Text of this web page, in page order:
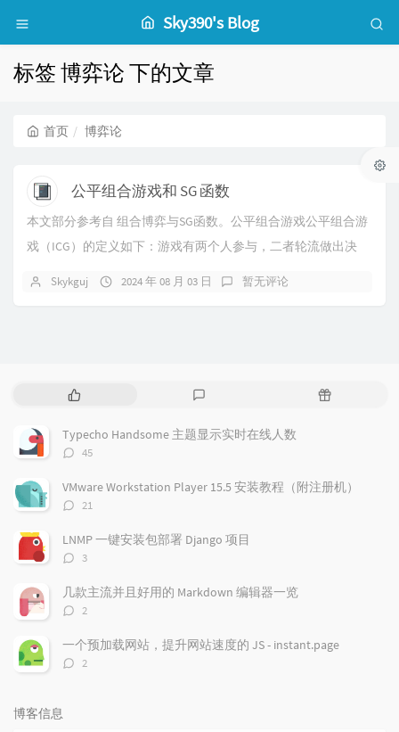
Sky390's Blog
标签 博弈论 下的文章
首页 博弈论
公平组合游戏和 SG 函数
本文部分参考自 组合博弈与SG函数。公平组合游戏公平组合游
戏（ICG）的定义如下：游戏有两个人参与，二者轮流做出决
Skykguj 2024 年 08 月 03 日 暂无评论
热
章
评
论
随
Typecho Handsome 主题显示实时在线人数
评
数：
45
VMware Workstation Player 15.5 安装教程（附注册机）
评
数：
21
LNMP 一键安装包部署 Django 项目
评
数：
3
几款主流并且好用的 Markdown 编辑器一览
评
数：
2
一个预加载网站，提升网站速度的 JS - instant.page
评
2
博客信息